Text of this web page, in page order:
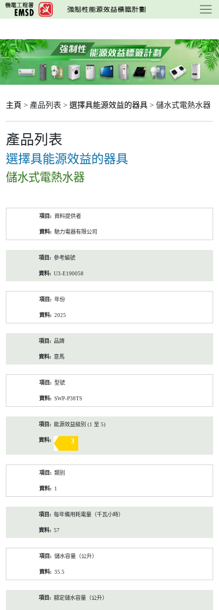
跳
至
要
內
容
主頁 > 產品列表 > 選擇具能源效益的器具 > 儲水式電熱水器
產品列表
選擇具能源效益的器具
儲水式電熱水器
資料提供者
馳力電器有限公司
參考編號
U3-E190058
年份
2025
品牌
意馬
型號
SWP-P38TS
能源效益級別 (1 至 5)
3
類別
1
每年備用耗電量（千瓦小時）
57
儲水容量（公升）
35.5
額定儲水容量（公升）